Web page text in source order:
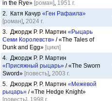
in the Rye» [роман], 1951 г.
2. Катя Качур «Ген Рафаила»
[роман], 2024 г.
3. Джордж Р. Р. Мартин «Рыцарь
Семи Королевств» / «The Tales of
Dunk and Egg» [цикл]
4. Джордж Р. Р. Мартин
«Присяжный рыцарь» / «The Sworn
Sword» [повесть], 2003 г.
5. Джордж Р. Р. Мартин «Межевой
рыцарь» / «The Hedge Knight»
[повесть], 1998 г.